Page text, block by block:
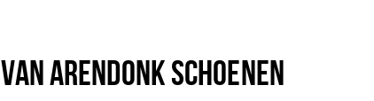
VAN ARENDONK SCHOENEN